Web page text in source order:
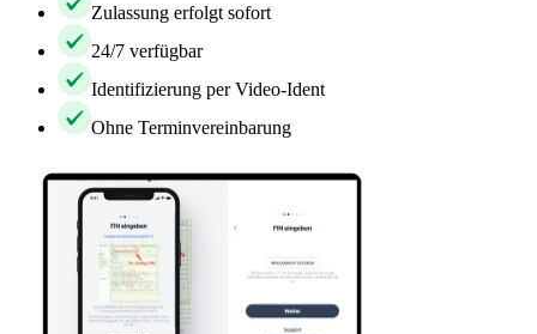
Zulassung erfolgt sofort
24/7 verfügbar
Identifizierung per Video-Ident
Ohne Terminvereinbarung